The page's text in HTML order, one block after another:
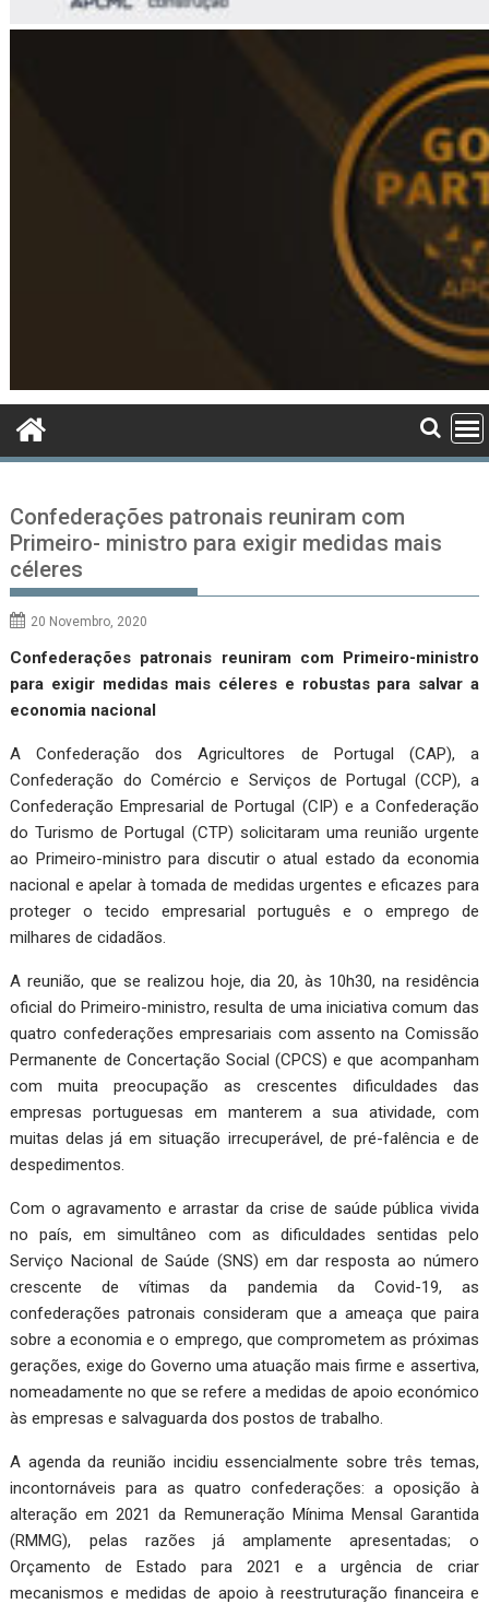
Confederações patronais reuniram com
Primeiro- ministro para exigir medidas mais
céleres
20 Novembro, 2020
Confederações patronais reuniram com Primeiro-ministro
para exigir medidas mais céleres e robustas para salvar a
economia nacional
A Confederação dos Agricultores de Portugal (CAP), a
Confederação do Comércio e Serviços de Portugal (CCP), a
Confederação Empresarial de Portugal (CIP) e a Confederação
do Turismo de Portugal (CTP) solicitaram uma reunião urgente
ao Primeiro-ministro para discutir o atual estado da economia
nacional e apelar à tomada de medidas urgentes e eficazes para
proteger o tecido empresarial português e o emprego de
milhares de cidadãos.
A reunião, que se realizou hoje, dia 20, às 10h30, na residência
oficial do Primeiro-ministro, resulta de uma iniciativa comum das
quatro confederações empresariais com assento na Comissão
Permanente de Concertação Social (CPCS) e que acompanham
com muita preocupação as crescentes dificuldades das
empresas portuguesas em manterem a sua atividade, com
muitas delas já em situação irrecuperável, de pré-falência e de
despedimentos.
Com o agravamento e arrastar da crise de saúde pública vivida
no país, em simultâneo com as dificuldades sentidas pelo
Serviço Nacional de Saúde (SNS) em dar resposta ao número
crescente de vítimas da pandemia da Covid-19, as
confederações patronais consideram que a ameaça que paira
sobre a economia e o emprego, que comprometem as próximas
gerações, exige do Governo uma atuação mais firme e assertiva,
nomeadamente no que se refere a medidas de apoio económico
às empresas e salvaguarda dos postos de trabalho.
A agenda da reunião incidiu essencialmente sobre três temas,
incontornáveis para as quatro confederações: a oposição à
alteração em 2021 da Remuneração Mínima Mensal Garantida
(RMMG), pelas razões já amplamente apresentadas; o
Orçamento de Estado para 2021 e a urgência de criar
mecanismos e medidas de apoio à reestruturação financeira e